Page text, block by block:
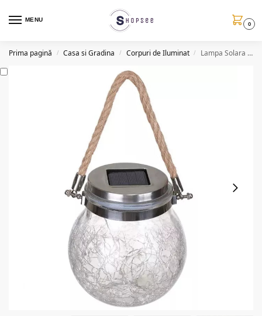
MENU
0
Prima pagină / Casa si Gradina / Corpuri de Iluminat / Lampa Solara LED decorativa, senzor, LED RGB, QTL60